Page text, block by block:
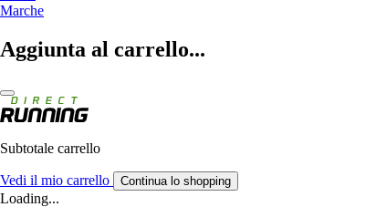
Marche
Aggiunta al carrello...
Subtotale carrello
Vedi il mio carrello Continua lo shopping
Loading...